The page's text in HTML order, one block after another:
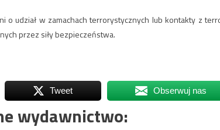
o udział w zamachach terrorystycznych lub kontakty z
przez siły bezpieczeństwa.
Tweet Obserwuj nas
wydawnictwo: